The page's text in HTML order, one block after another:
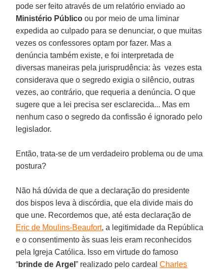
pode ser feito através de um relatório enviado ao
Ministério Público ou por meio de uma liminar
expedida ao culpado para se denunciar, o que muitas
vezes os confessores optam por fazer. Mas a
denúncia também existe, e foi interpretada de
diversas maneiras pela jurisprudência: às vezes esta
considerava que o segredo exigia o silêncio, outras
vezes, ao contrário, que requeria a denúncia. O que
sugere que a lei precisa ser esclarecida... Mas em
nenhum caso o segredo da confissão é ignorado pelo
legislador.
Então, trata-se de um verdadeiro problema ou de uma
postura?
Não há dúvida de que a declaração do presidente
dos bispos leva à discórdia, que ela divide mais do
que une. Recordemos que, até esta declaração de
Eric de Moulins-Beaufort, a legitimidade da República
e o consentimento às suas leis eram reconhecidos
pela Igreja Católica. Isso em virtude do famoso
“brinde de Argel” realizado pelo cardealCharles